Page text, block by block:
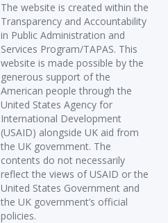
The website is created within the
Transparency and Accountability
in Public Administration and
Services Program/TAPAS. This
website is made possible by the
generous support of the
American people through the
United States Agency for
International Development
(USAID) alongside UK aid from
the UK government. The
contents do not necessarily
reflect the views of USAID or the
United States Government and
the UK government’s official
policies.